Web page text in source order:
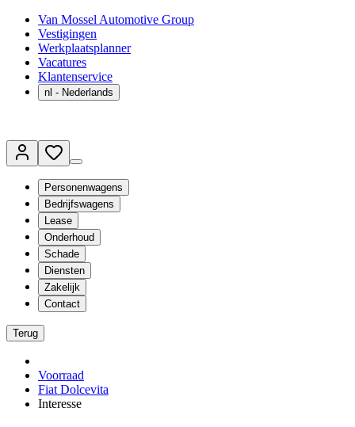
Van Mossel Automotive Group
Vestigingen
Werkplaatsplanner
Vacatures
Klantenservice
nl - Nederlands
Personenwagens
Bedrijfswagens
Lease
Onderhoud
Schade
Diensten
Zakelijk
Contact
Terug
Voorraad
Fiat Dolcevita
Interesse